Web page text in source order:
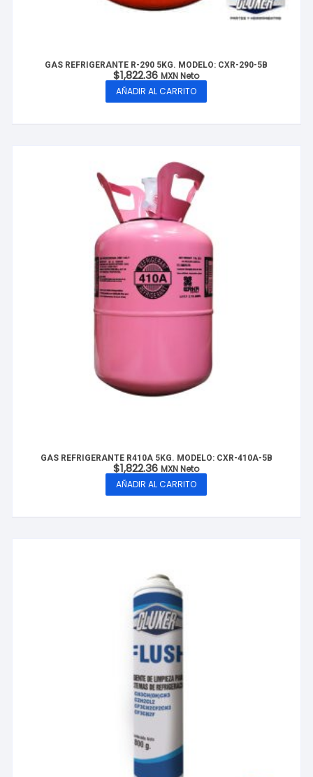
GAS REFRIGERANTE R-290 5KG. MODELO: CXR-290-5B
$1,822.36 MXN Neto
AÑADIR AL CARRITO
GAS REFRIGERANTE R410A 5KG. MODELO: CXR-410A-5B
$1,822.36 MXN Neto
AÑADIR AL CARRITO